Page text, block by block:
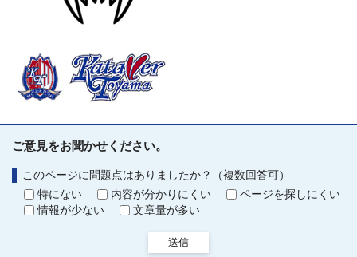
ご意見をお聞かせください。
このページに問題点はありましたか？（複数回答可）
特にない
内容が分かりにくい
ページを探しにくい
情報が少ない
文章量が多い
送信